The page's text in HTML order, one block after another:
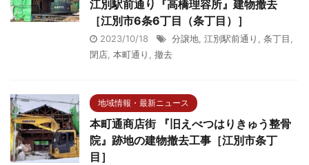
江別駅前通り『高橋理容所』建物撤去
［江別市6条6丁目（条丁目）］
2023/10/18 分譲地, 江別駅前通り , 条丁目,
閉店, 本町通り , 撤去
地域情報・最新ニュース
本町通商店街 『旧えべつはりきゅう整骨
院』跡地の建物撤去工事［江別市条丁
目］